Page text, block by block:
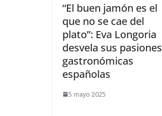
​“El buen jamón es el
que no se cae del
plato”: Eva Longoria
desvela sus pasiones
gastronómicas
españolas
5 mayo 2025